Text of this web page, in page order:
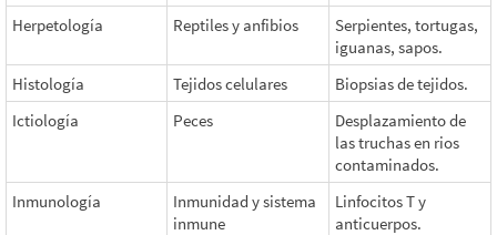
Herpetología
Reptiles y anfibios
Serpientes, tortugas,
iguanas, sapos.
Histología
Tejidos celulares
Biopsias de tejidos.
Ictiología
Peces
Desplazamiento de
las truchas en rios
contaminados.
Inmunología
Inmunidad y sistema
inmune
Linfocitos T y
anticuerpos.